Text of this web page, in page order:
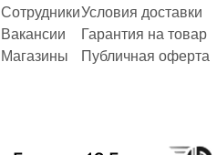
Сотрудники
Вакансии
Магазины
Условия доставки
Гарантия на товар
Публичная оферта